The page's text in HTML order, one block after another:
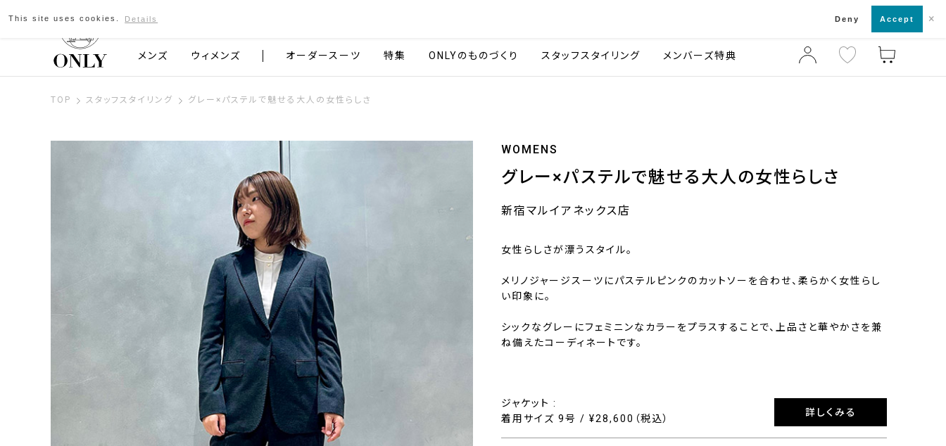
京都発のスーツブランド ONLY 店舗一覧・来店予約
メンズ ウィメンズ オーダースーツ 特集 ONLYのものづくり スタッフスタイリング メンバーズ特典
TOP スタッフスタイリング グレー×パステルで魅せる大人の女性らしさ
WOMENS
グレー×パステルで魅せる大人の女性らしさ
新宿マルイアネックス店
女性らしさが漂うスタイル。
メリノジャージスーツにパステルピンクのカットソーを合わせ、柔らかく女性らし
い印象に。
シックなグレーにフェミニンなカラーをプラスすることで、上品さと華やかさを兼
ね備えたコーディネートです。
ジャケット :
着用サイズ 9号 / ¥28,600（税込）
詳しくみる
This site uses cookies. Details Deny Accept ×